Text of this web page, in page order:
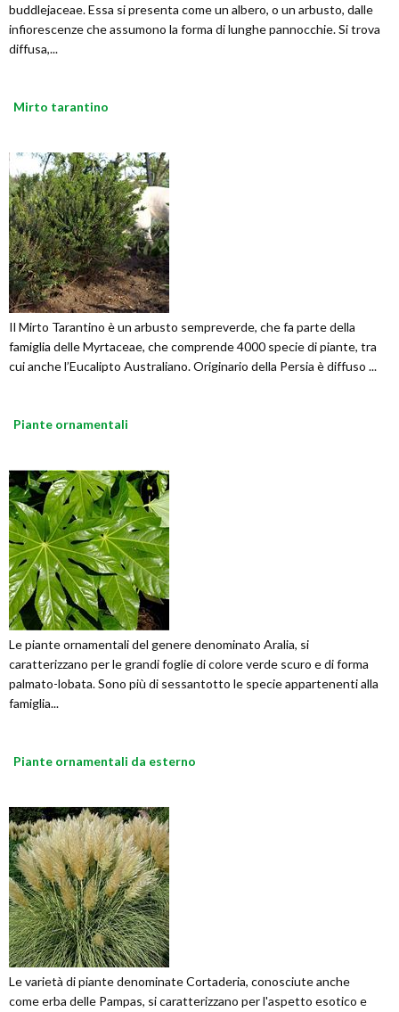
buddlejaceae. Essa si presenta come un albero, o un arbusto, dalle
infiorescenze che assumono la forma di lunghe pannocchie. Si trova
diffusa,...
Mirto tarantino
Il Mirto Tarantino è un arbusto sempreverde, che fa parte della
famiglia delle Myrtaceae, che comprende 4000 specie di piante, tra
cui anche l’Eucalipto Australiano. Originario della Persia è diffuso ...
Piante ornamentali
Le piante ornamentali del genere denominato Aralia, si
caratterizzano per le grandi foglie di colore verde scuro e di forma
palmato-lobata. Sono più di sessantotto le specie appartenenti alla
famiglia...
Piante ornamentali da esterno
Le varietà di piante denominate Cortaderia, conosciute anche
come erba delle Pampas, si caratterizzano per l'aspetto esotico e